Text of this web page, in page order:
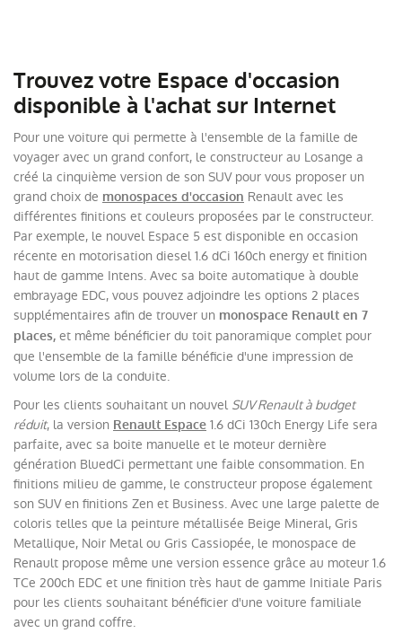
Trouvez votre Espace d'occasion
disponible à l'achat sur Internet
Pour une voiture qui permette à l'ensemble de la famille de
voyager avec un grand confort, le constructeur au Losange a
créé la cinquième version de son SUV pour vous proposer un
grand choix de monospaces d'occasion Renault avec les
différentes finitions et couleurs proposées par le constructeur.
Par exemple, le nouvel Espace 5 est disponible en occasion
récente en motorisation diesel 1.6 dCi 160ch energy et finition
haut de gamme Intens. Avec sa boite automatique à double
embrayage EDC, vous pouvez adjoindre les options 2 places
supplémentaires afin de trouver un monospace Renault en 7
places, et même bénéficier du toit panoramique complet pour
que l'ensemble de la famille bénéficie d'une impression de
volume lors de la conduite.
Pour les clients souhaitant un nouvel SUV Renault à budget
réduit, la version Renault Espace 1.6 dCi 130ch Energy Life sera
parfaite, avec sa boite manuelle et le moteur dernière
génération BluedCi permettant une faible consommation. En
finitions milieu de gamme, le constructeur propose également
son SUV en finitions Zen et Business. Avec une large palette de
coloris telles que la peinture métallisée Beige Mineral, Gris
Metallique, Noir Metal ou Gris Cassiopée, le monospace de
Renault propose même une version essence grâce au moteur 1.6
TCe 200ch EDC et une finition très haut de gamme Initiale Paris
pour les clients souhaitant bénéficier d'une voiture familiale
avec un grand coffre.